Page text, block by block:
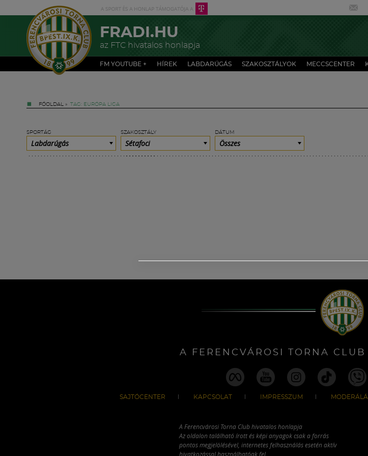
FRADI.HU
az FTC hivatalos honlapja
FM YOUTUBE + HÍREK LABDARÚGÁS SZAKOSZTÁLYOK MECCSCENTER
FŐOLDAL » TAG: EURÓPA LIGA
SPORTÁG
Labdarúgás
SZAKOSZTÁLY
Sétafoci
DÁTUM
Összes
A FERENCVÁROSI TORNA
SAJTÓCENTER KAPCSOLAT IMPRESSZUM
A Ferencvárosi Torna Club hivatalos honlapja
Az oldalon található írott és képi anyagok csak a forrás
pontos megjelölésével, internetes felhasználás esetén aktív
hivatkozással használhatóak fel.